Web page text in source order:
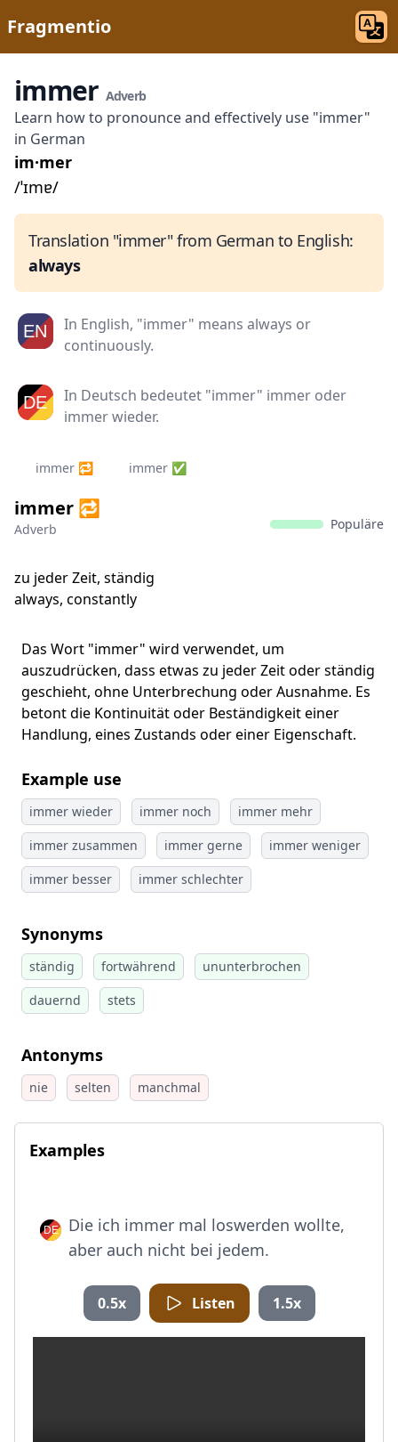
Fragmentio
immer Adverb
Learn how to pronounce and effectively use "immer"
in German
im·mer
/ˈɪmɐ/
Translation "immer" from German to English:
always
In English, "immer" means always or
continuously.
In Deutsch bedeutet "immer" immer oder
immer wieder.
immer 🔁 immer ✅
immer 🔁
Adverb Populäre
zu jeder Zeit, ständig
always, constantly
Das Wort "immer" wird verwendet, um
auszudrücken, dass etwas zu jeder Zeit oder ständig
geschieht, ohne Unterbrechung oder Ausnahme. Es
betont die Kontinuität oder Beständigkeit einer
Handlung, eines Zustands oder einer Eigenschaft.
Example use
immer wieder immer noch
immer mehr
immer zusammen
immer gerne
immer weniger
immer besser
immer schlechter
Synonyms
ständig fortwährend
ununterbrochen
dauernd
stets
Antonyms
nie selten manchmal
Examples
Die ich immer mal loswerden wollte,
aber auch nicht bei jedem.
0.5x Listen 1.5x